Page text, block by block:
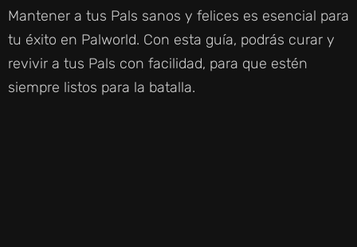
Y
V
Mantener a tus Pals sanos y felices es esencial para
tu éxito en Palworld. Con esta guía, podrás curar y
revivir a tus Pals con facilidad, para que estén
siempre listos para la batalla.